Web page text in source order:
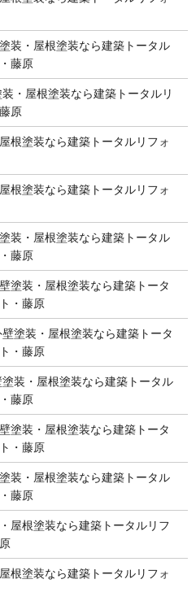
装・屋根塗装なら建築トータル
藤原
・屋根塗装なら建築トータルリ
原
根塗装なら建築トータルリフォ
根塗装なら建築トータルリフォ
装・屋根塗装なら建築トータル
藤原
塗装・屋根塗装なら建築トータ
・藤原
塗装・屋根塗装なら建築トータ
・藤原
装・屋根塗装なら建築トータル
藤原
塗装・屋根塗装なら建築トータ
・藤原
装・屋根塗装なら建築トータル
藤原
屋根塗装なら建築トータルリフ
根塗装なら建築トータルリフォ